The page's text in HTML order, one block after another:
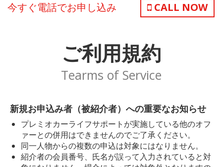
今すぐ電話でお申し込み CALL NOW
ご利用規約
Tearms of Service
新規お申込み者（被紹介者）への重要なお知らせ
プレミオカーライフサポートが実施している他のオフ
ァーとの併用はできませんのでご了承ください。
同一人物からの複数の申込は対象にはなりません。
紹介者の会員番号、氏名が誤って入力されていると対